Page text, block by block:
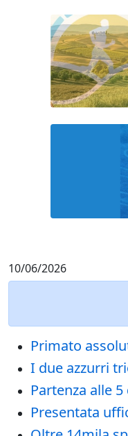
10/06/2026
Primato
I due azzurri
Partenza alle
Presentata